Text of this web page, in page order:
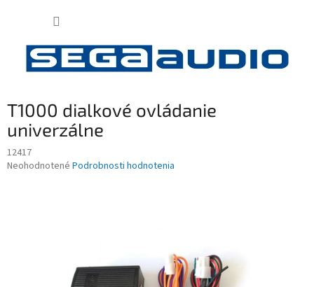
T1000 dialkové ovládanie
univerzálne
12417
Priemerné
Neohodnotené Podrobnosti hodnotenia